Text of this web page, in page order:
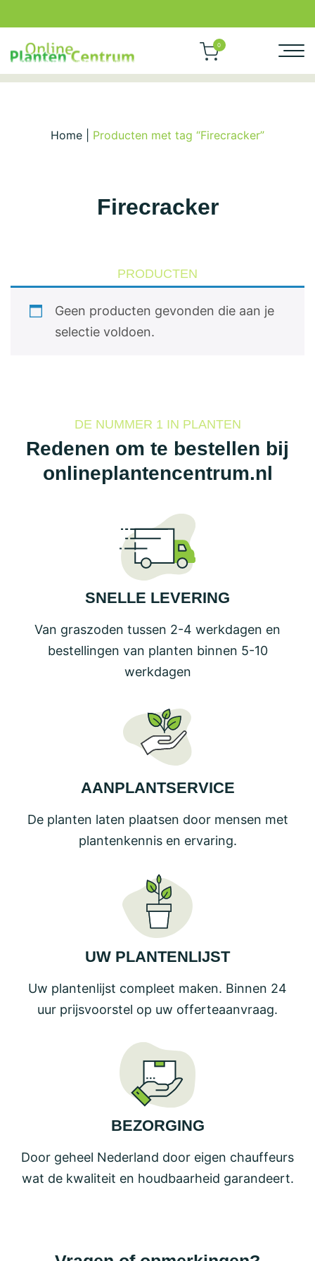
0
Home Producten met tag “Firecracker”
Firecracker
PRODUCTEN
Geen producten gevonden die aan je
selectie voldoen.
DE NUMMER 1 IN PLANTEN
Redenen om te bestellen bij
onlineplantencentrum.nl
SNELLE LEVERING
Van graszoden tussen 2-4 werkdagen en
bestellingen van planten binnen 5-10
werkdagen
AANPLANTSERVICE
De planten laten plaatsen door mensen met
plantenkennis en ervaring.
UW PLANTENLIJST
Uw plantenlijst compleet maken. Binnen 24
uur prijsvoorstel op uw offerteaanvraag.
BEZORGING
Door geheel Nederland door eigen chauffeurs
wat de kwaliteit en houdbaarheid garandeert.